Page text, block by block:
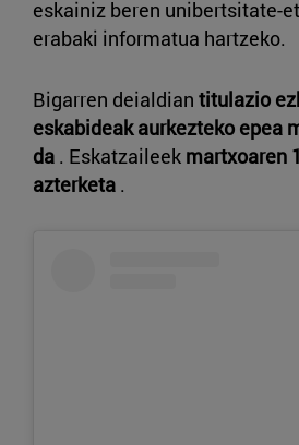
eskainiz beren unibertsitate-
erabaki informatua hartzeko.
Bigarren deialdian titulazio
eskabideak aurkezteko epea
da . Eskatzaileek martxoaren
azterketa .